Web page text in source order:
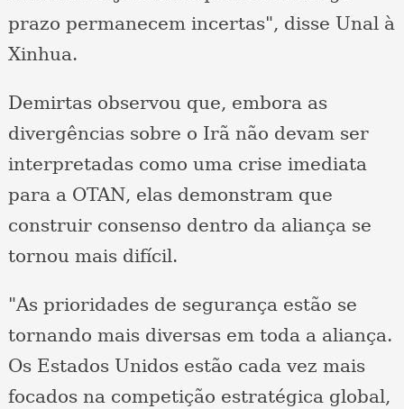
prazo permanecem incertas", disse Unal à
Xinhua.
Demirtas observou que, embora as
divergências sobre o Irã não devam ser
interpretadas como uma crise imediata
para a OTAN, elas demonstram que
construir consenso dentro da aliança se
tornou mais difícil.
"As prioridades de segurança estão se
tornando mais diversas em toda a aliança.
Os Estados Unidos estão cada vez mais
focados na competição estratégica global,